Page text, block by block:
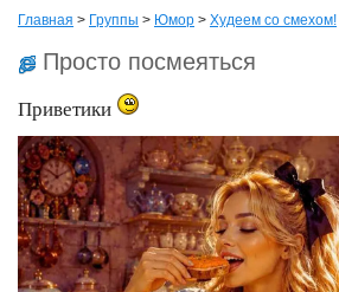
Главная > Группы > Юмор > Худеем со смехом!
Просто посмеяться
Приветики